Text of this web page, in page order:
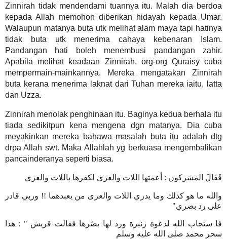
Zinnirah tidak mendendami tuannya itu. Malah dia berdoa
kepada Allah memohon diberikan hidayah kepada Umar.
Walaupun matanya buta utk melihat alam maya tapi hatinya
tidak buta utk menerima cahaya kebenaran Islam.
Pandangan hati boleh menembusi pandangan zahir.
Apabila melihat keadaan Zinnirah, org-org Quraisy cuba
mempermain-mainkannya. Mereka mengatakan Zinnirah
buta kerana menerima
laknat dari Tuhan mereka iaitu, latta
dan Uzza.
Zinnirah menolak penghinaan itu. Baginya kedua berhala itu
tiada sedikitpun kena mengena dgn matanya. Dia cuba
meyakinkan mereka bahawa masalah buta itu adalah dtg
drpa Allah swt. Maka Allahlah yg berkuasa mengembalikan
pancainderanya seperti biasa.
فَقَالَ المشركون : أعمتها اللات والعزى لكفرها باللات والعزى
والله ما هو كذلك وما يدري اللات والعزى من يعبدهما !! وربي قادر
على رد بصري"
فا ستجاب الله لدعوة زنيرة ورد لها بصُرها فقالت قريش : " هذا
سحر محمد صلى الله عليه وسلم